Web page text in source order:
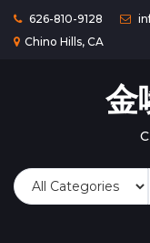
626-810-9128
Chino Hills, CA
金
Gallery